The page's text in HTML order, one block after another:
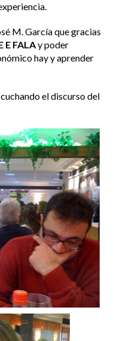
M. García que gracias
E FALAy poder
hay y aprender
el discurso del